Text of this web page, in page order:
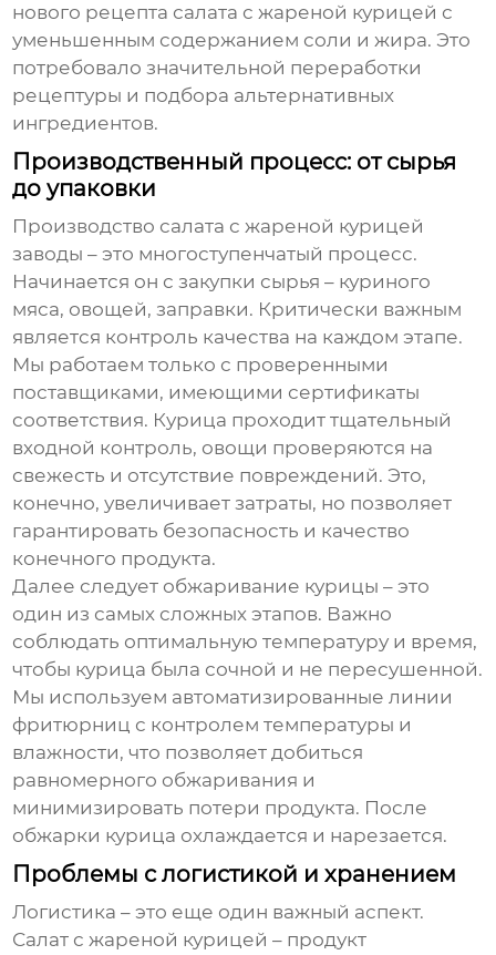
нового рецепта салата с жареной курицей с
уменьшенным содержанием соли и жира. Это
потребовало значительной переработки
рецептуры и подбора альтернативных
ингредиентов.
Производственный процесс: от сырья
до упаковки
Производство салата с жареной курицей
заводы – это многоступенчатый процесс.
Начинается он с закупки сырья – куриного
мяса, овощей, заправки. Критически важным
является контроль качества на каждом этапе.
Мы работаем только с проверенными
поставщиками, имеющими сертификаты
соответствия. Курица проходит тщательный
входной контроль, овощи проверяются на
свежесть и отсутствие повреждений. Это,
конечно, увеличивает затраты, но позволяет
гарантировать безопасность и качество
конечного продукта.
Далее следует обжаривание курицы – это
один из самых сложных этапов. Важно
соблюдать оптимальную температуру и время,
чтобы курица была сочной и не пересушенной.
Мы используем автоматизированные линии
фритюрниц с контролем температуры и
влажности, что позволяет добиться
равномерного обжаривания и
минимизировать потери продукта. После
обжарки курица охлаждается и нарезается.
Проблемы с логистикой и хранением
Логистика – это еще один важный аспект.
Салат с жареной курицей – продукт